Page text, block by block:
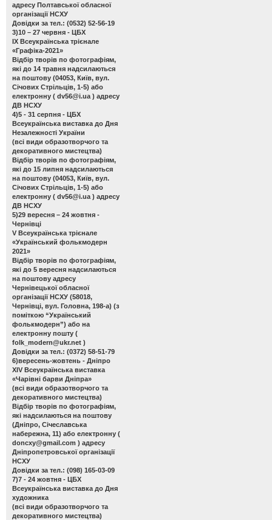
адресу Полтавської обласної
організації НСХУ
Довідки за тел.: (0532) 52-56-19
3)10 – 27 червня - ЦБХ
ІХ Всеукраїнська трієнале
«Графіка-2021»
Відбір творів по фотографіям,
які до 14 травня надсилаються
на поштову (04053, Київ, вул.
Січових Стрільців, 1-5) або
електронну ( dv56@i.ua ) адресу
ДВ НСХУ
4)5 - 31 серпня - ЦБХ
Всеукраїнська виставка до Дня
Незалежності України
(всі види образотворчого та
декоративного мистецтва)
Відбір творів по фотографіям,
які до 15 липня надсилаються
на поштову (04053, Київ, вул.
Січових Стрільців, 1-5) або
електронну ( dv56@i.ua ) адресу
ДВ НСХУ
5)29 вересня – 24 жовтня -
Чернівці
V Всеукраїнська трієнале
«Український фолькмодерн
2021»
Відбір творів по фотографіям,
які до 5 вересня надсилаються
на поштову адресу
Чернівецької обласної
організації НСХУ (58018,
Чернівці, вул. Головна, 198-а) (з
поміткою “Український
фолькмодерн”) або на
електронну пошту (
folk_modern@ukr.net )
Довідки за тел.: (0372) 58-51-79
6)вересень-жовтень - Дніпро
ХІV Всеукраїнська виставка
«Чарівні барви Дніпра»
(всі види образотворчого та
декоративного мистецтва)
Відбір творів по фотографіям,
які надсилаються на поштову
(Дніпро, Січеславська
набережна, 11) або електронну (
doncxy@gmail.com ) адресу
Дніпропетровської організації
НСХУ
Довідки за тел.: (098) 165-03-09
7)7 - 24 жовтня - ЦБХ
Всеукраїнська виставка до Дня
художника
(всі види образотворчого та
декоративного мистецтва)